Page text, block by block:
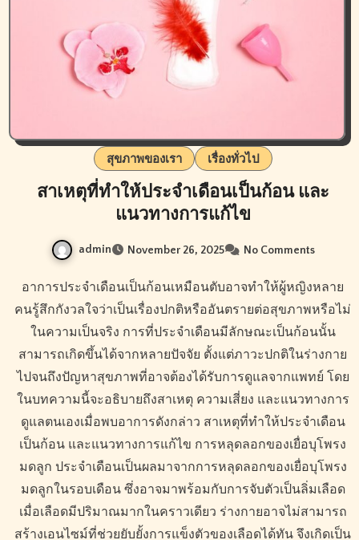
สุขภาพของเรา เรื่องทั่วไป
สาเหตุที่ทำให้ประจำเดือนเป็นก้อน และ
แนวทางการแก้ไข
admin November 26, 2025 No Comments
อาการประจำเดือนเป็นก้อนเหมือนตับอาจทำให้ผู้หญิงหลาย
คนรู้สึกกังวลใจว่าเป็นเรื่องปกติหรืออันตรายต่อสุขภาพหรือไม่
ในความเป็นจริง การที่ประจำเดือนมีลักษณะเป็นก้อนนั้น
สามารถเกิดขึ้นได้จากหลายปัจจัย ตั้งแต่ภาวะปกติในร่างกาย
ไปจนถึงปัญหาสุขภาพที่อาจต้องได้รับการดูแลจากแพทย์ โดย
ในบทความนี้จะอธิบายถึงสาเหตุ ความเสี่ยง และแนวทางการ
ดูแลตนเองเมื่อพบอาการดังกล่าว สาเหตุที่ทำให้ประจำเดือน
เป็นก้อน และแนวทางการแก้ไข การหลุดลอกของเยื่อบุโพรง
มดลูก ประจำเดือนเป็นผลมาจากการหลุดลอกของเยื่อบุโพรง
มดลูกในรอบเดือน ซึ่งอาจมาพร้อมกับการจับตัวเป็นลิ่มเลือด
เมื่อเลือดมีปริมาณมากในคราวเดียว ร่างกายอาจไม่สามารถ
สร้างเอนไซม์ที่ช่วยยับยั้งการแข็งตัวของเลือดได้ทัน จึงเกิดเป็น